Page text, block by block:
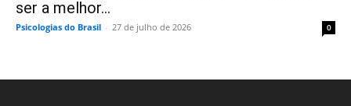
ser a melhor...
Psicologias do Brasil - 27 de julho de 2026 0